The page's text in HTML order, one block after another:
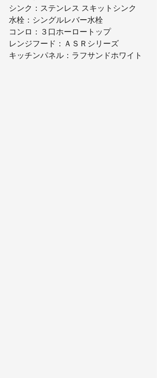
シンク：ステンレス スキットシンク
水栓：シングルレバー水栓
コンロ：３口ホーロートップ
レンジフード：ＡＳＲシリーズ
キッチンパネル：ラフサンドホワイト